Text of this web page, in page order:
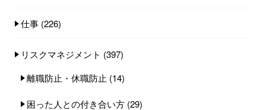
仕事 (226)
リスクマネジメント (397)
離職防止・休職防止 (14)
困った人との付き合い方 (29)